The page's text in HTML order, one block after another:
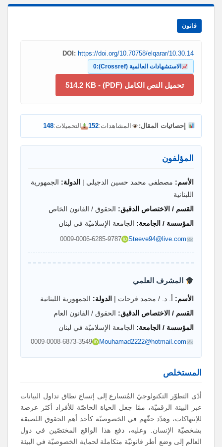
قانون
DOI: https://doi.org/10.70758/elqarar/10.30.14
الاستشهادات العالمية (Crossref): 0
تحميل النص الكامل (PDF) - 514.2 KB
إحصائيات المقال: المشاهدات:152 التحميلات:148
المؤلفون
الأسم: مصطفى محمد حسين الدجيلي | الدولة: الجمهورية
اللبنانية
القسم / الاختصاص الدقيق: الحقوق / القانون الخاص
المؤسسة / الجامعة: الجامعة الإسلاميّة في لبنان
Steeve94@live.com
0009-0006-6285-9787
المشرف العلمي
الأسم: أ. د. / محمد فرحات | الدولة: الجمهورية اللبنانية
القسم / الاختصاص الدقيق: الحقوق / القانون العام
المؤسسة / الجامعة: الجامعة الإسلاميّة في لبنان
Mouhamad2222@hotmail.com
0009-0008-6873-3549
المستخلص
أدّى التطوّر التكنولوجيّ المُتسارع إلى إتساع نطاق تداول البيانات
عبر البيئة الرقميّة، ممّا جعل الحياة الخاصّة للأفراد أكثر عرضة
للإنتهاكات، وهدّد حقّهم في الخصوصيّة كأحد أهم الحقوق اللصيقة
بشخصيّة الإنسان. وعليه، دفع هذا الواقع المختصّين في دول
العالم إلى وضع أطر قانونيّة متكاملة لحماية الخصوصيّة في البيئة